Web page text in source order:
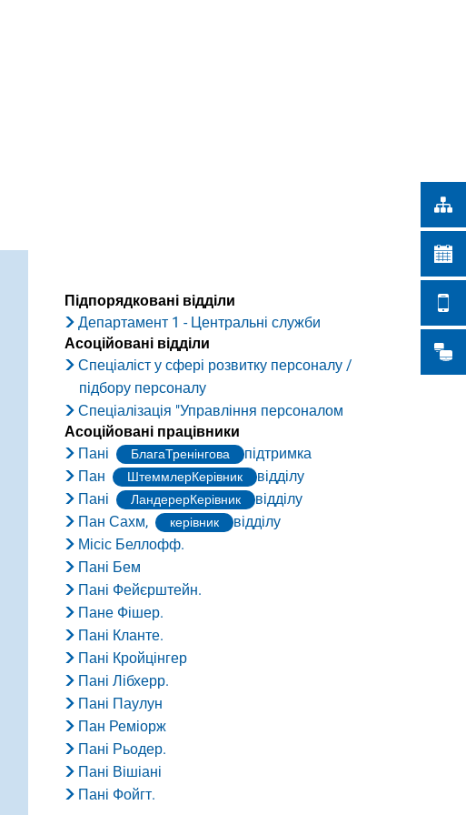
Підпорядковані відділи
Департамент 1 - Центральні служби
Асоційовані відділи
Спеціаліст у сфері розвитку персоналу /
підбору персоналу
Спеціалізація "Управління персоналом
Асоційовані працівники
Пані
БлагаТренінгова
підтримка
Пан
ШтеммлерКерівник
відділу
Пані
ЛандерерКерівник
відділу
Пан Сахм,
керівник
відділу
Місіс Беллофф.
Пані Бем
Пані Фейєрштейн.
Пане Фішер.
Пані Кланте.
Пані Кройцінгер
Пані Лібхерр.
Пані Паулун
Пан Реміорж
Пані Рьодер.
Пані Вішіані
Пані Фойгт.